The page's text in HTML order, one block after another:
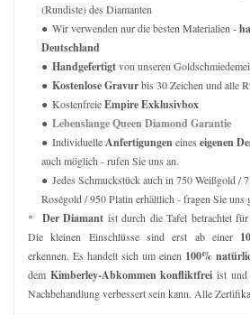
(Rundiste) des Diamanten
Wir verwenden nur die besten Materialien -
Deutschland
Handgefertigtvon unseren
Kostenlose Gravurbis 30 Zeichen und alle
KostenfreieEmpire Exklusivbox
Lebenslange Queen Diamond Garantie
IndividuelleAnfertigungeneines eigenen
auch möglich - rufen Sie uns an.
Jedes Schmuckstück auch in 750 Weißgold /
Roségold / 950 Platin erhältlich - fragen Sie uns
* Der Diamant ist durch die Tafel betrachtet
Die kleinen Einschlüsse sind erst ab einer
erkennen. Es handelt sich um einen 100%
dem Kimberley-Abkommen konfliktfrei ist und
Nachbehandlung verbessert sein kann. Alle